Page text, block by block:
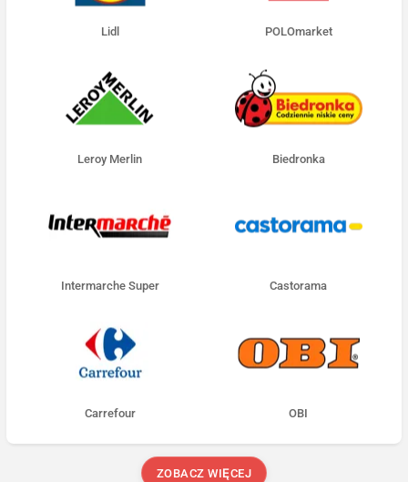
Lidl POLOmarket
Leroy Merlin Biedronka
Intermarche Super Castorama
Carrefour OBI
ZOBACZ WIĘCEJ